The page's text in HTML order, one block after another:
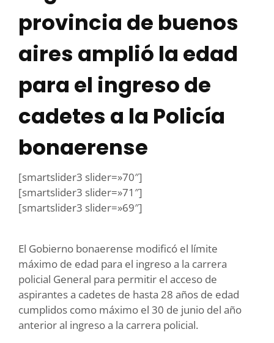
provincia de buenos
aires amplió la edad
para el ingreso de
cadetes a la Policía
bonaerense
[smartslider3 slider=»70″]
[smartslider3 slider=»71″]
[smartslider3 slider=»69″]
El Gobierno bonaerense modificó el límite
máximo de edad para el ingreso a la carrera
policial General para permitir el acceso de
aspirantes a cadetes de hasta 28 años de edad
cumplidos como máximo el 30 de junio del año
anterior al ingreso a la carrera policial.